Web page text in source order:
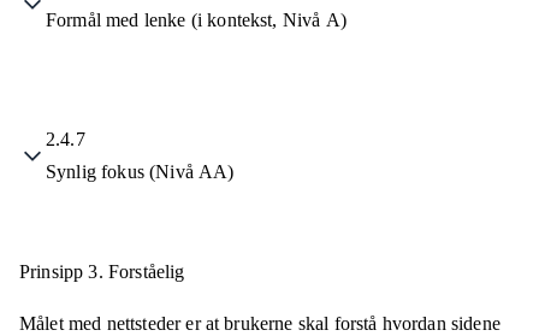
Formål med lenke (i kontekst, Nivå A)
2.4.7
Synlig fokus (Nivå AA)
Prinsipp 3. Forståelig
Målet med nettsteder er at brukerne skal forstå hvordan sidene